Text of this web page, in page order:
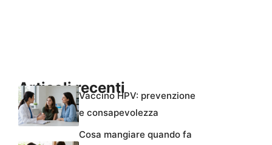
Articoli recentiVaccino HPV: prevenzione
e consapevolezza
Cosa mangiare quando fa